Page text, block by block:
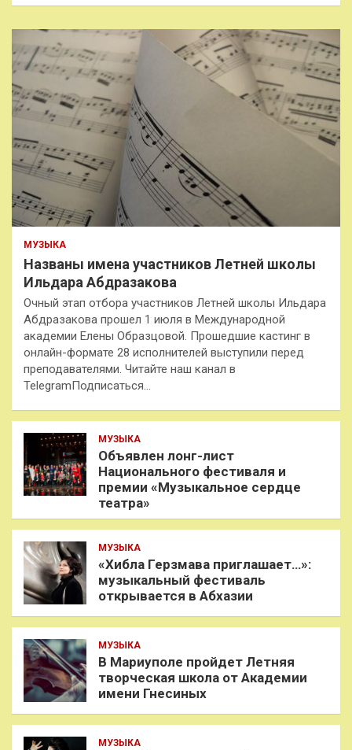
МУЗЫКА
Названы имена участников Летней школы
Ильдара Абдразакова
Очный этап отбора участников Летней школы Ильдара
Абдразакова прошел 1 июля в Международной
академии Елены Образцовой. Прошедшие кастинг в
онлайн-формате 28 исполнителей выступили перед
преподавателями. Читайте наш канал в
TelegramПодписаться…
МУЗЫКА
Объявлен лонг-лист
Национального фестиваля и
премии «Музыкальное сердце
театра»
МУЗЫКА
«Хибла Герзмава приглашает…»:
музыкальный фестиваль
открывается в Абхазии
МУЗЫКА
В Мариуполе пройдет Летняя
творческая школа от Академии
имени Гнесиных
МУЗЫКА